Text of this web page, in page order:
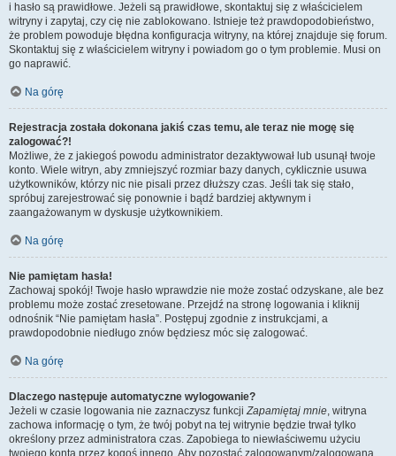
i hasło są prawidłowe. Jeżeli są prawidłowe, skontaktuj się z właścicielem
witryny i zapytaj, czy cię nie zablokowano. Istnieje też prawdopodobieństwo,
że problem powoduje błędna konfiguracja witryny, na której znajduje się forum.
Skontaktuj się z właścicielem witryny i powiadom go o tym problemie. Musi on
go naprawić.
Na górę
Rejestracja została dokonana jakiś czas temu, ale teraz nie mogę się
zalogować?!
Możliwe, że z jakiegoś powodu administrator dezaktywował lub usunął twoje
konto. Wiele witryn, aby zmniejszyć rozmiar bazy danych, cyklicznie usuwa
użytkowników, którzy nic nie pisali przez dłuższy czas. Jeśli tak się stało,
spróbuj zarejestrować się ponownie i bądź bardziej aktywnym i
zaangażowanym w dyskusje użytkownikiem.
Na górę
Nie pamiętam hasła!
Zachowaj spokój! Twoje hasło wprawdzie nie może zostać odzyskane, ale bez
problemu może zostać zresetowane. Przejdź na stronę logowania i kliknij
odnośnik “Nie pamiętam hasła”. Postępuj zgodnie z instrukcjami, a
prawdopodobnie niedługo znów będziesz móc się zalogować.
Na górę
Dlaczego następuje automatyczne wylogowanie?
Jeżeli w czasie logowania nie zaznaczysz funkcjiZapamiętaj mnie, witryna
zachowa informację o tym, że twój pobyt na tej witrynie będzie trwał tylko
określony przez administratora czas. Zapobiega to niewłaściwemu użyciu
twojego konta przez kogoś innego. Aby pozostać zalogowanym/zalogowaną,